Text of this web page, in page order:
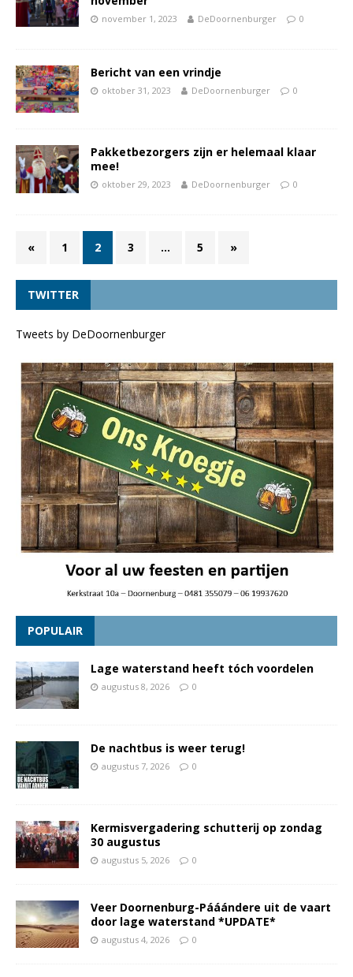
november 1, 2023 DeDoornenburger 0
Bericht van een vrindje
oktober 31, 2023 DeDoornenburger 0
Pakketbezorgers zijn er helemaal klaar
mee!
oktober 29, 2023 DeDoornenburger 0
« 1 2 3 … 5 »
TWITTER
Tweets by DeDoornenburger
POPULAIR
Lage waterstand heeft tóch voordelen
augustus 8, 2026 0
De nachtbus is weer terug!
augustus 7, 2026 0
Kermisvergadering schutterij op zondag
30 augustus
augustus 5, 2026 0
Veer Doornenburg-Pááándere uit de vaart
door lage waterstand *UPDATE*
augustus 4, 2026 0